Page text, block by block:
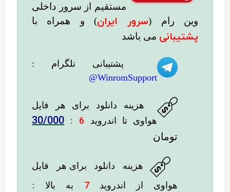
مستقیم از سرور داخلی
وین رام (سرور ایران) و همراه با
پشتیبانی می باشد
پشتیبانی تلگرام :
WinromSupport@
هزینه دانلود برای هر فایل
هواوی تا اندروید 6
:
30/000
تومان
هزینه دانلود برای هر فایل
هواوی از اندروید7 به بالا :